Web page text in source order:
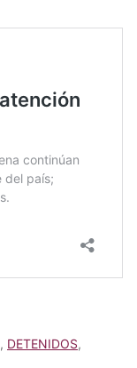
, DETENIDOS,